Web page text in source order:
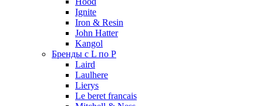
Ignite
Iron & Resin
John Hatter
Kangol
Бренды с L по P
Laird
Laulhere
Lierys
Le beret francais